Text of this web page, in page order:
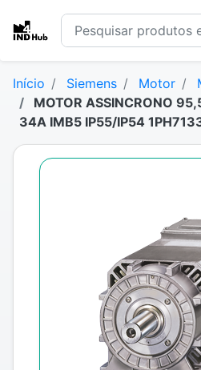
Início Siemens Motor
MOTOR ASSINCRONO
34A IMB5 IP55/IP54